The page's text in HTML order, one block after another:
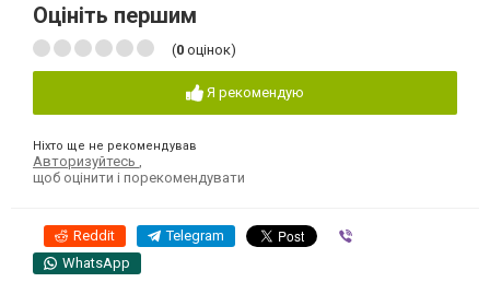
Оцініть першим
(0 оцінок)
Я рекомендую
Ніхто ще не рекомендував
Авторизуйтесь ,
щоб оцінити і порекомендувати
Reddit Telegram
WhatsApp